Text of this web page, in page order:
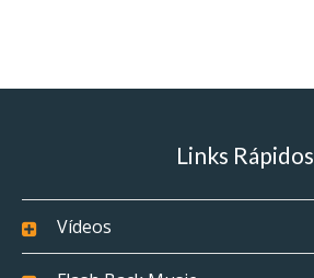
Links Rápidos
Vídeos